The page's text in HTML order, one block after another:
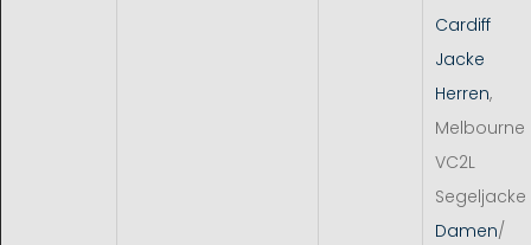
Cardiff
Jacke
Herren,
Melbourne
VC2L
Segeljacke
Damen/